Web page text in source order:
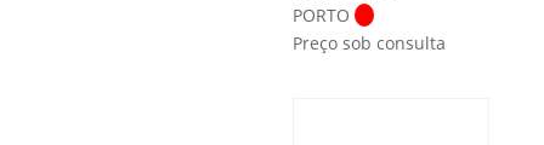
PORTO
Preço sob consulta